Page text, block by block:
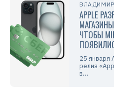
APPLE
ЧТОБЫ
25 января
релиз
в…